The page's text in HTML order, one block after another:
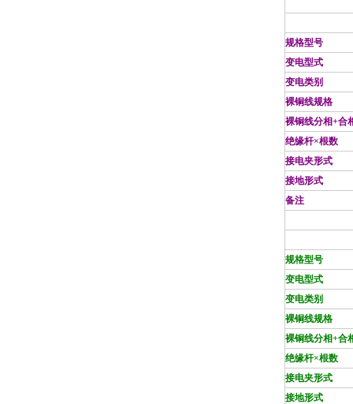
规格型号
变电型式
变电类别
裸铜线规格
裸铜线分相+合
绝缘杆×根数
接电夹形式
接地形式
备注
规格型号
变电型式
变电类别
裸铜线规格
裸铜线分相+合
绝缘杆×根数
接电夹形式
接地形式